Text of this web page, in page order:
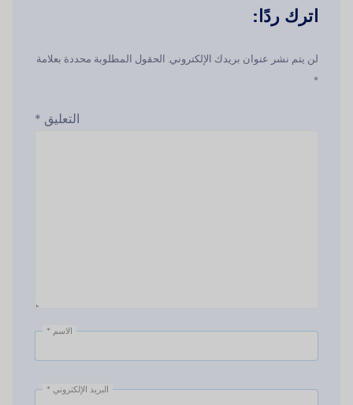
اترك ردًا:
لن يتم نشر عنوان بريدك الإلكتروني. الحقول المطلوبة محددة بعلامة
*
التعليق *
الاسم *
البريد الإلكتروني *